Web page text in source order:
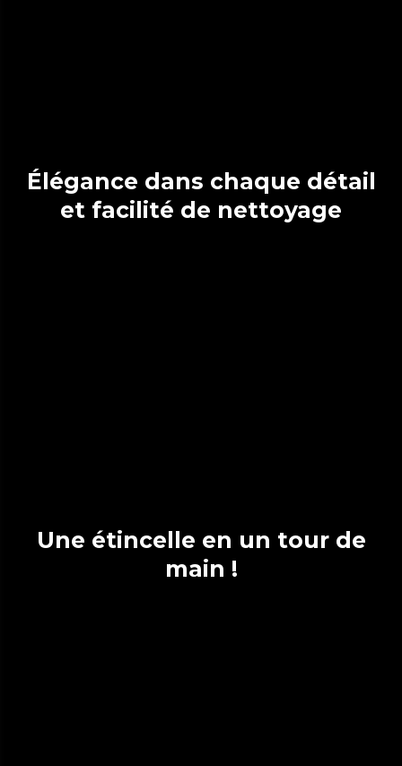
Élégance dans chaque détail
et facilité de nettoyage
Une étincelle en un tour de
main !